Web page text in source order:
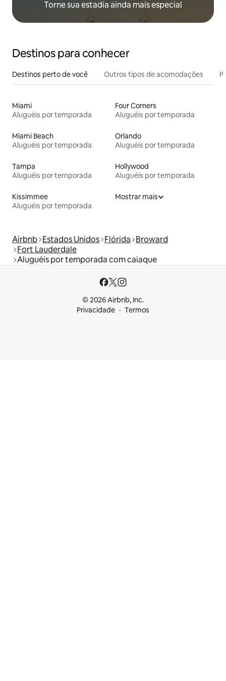
Torne sua estadia ainda mais especial
Destinos para conhecer
Destinos perto de você Outros tipos de acomodações
Miami
Aluguéis por temporada
Four Corners
Aluguéis por temporada
Miami Beach
Aluguéis por temporada
Orlando
Aluguéis por temporada
Tampa
Aluguéis por temporada
Hollywood
Aluguéis por temporada
Kissimmee
Aluguéis por temporada
Mostrar mais
Airbnb Estados Unidos Flórida Broward
Fort Lauderdale
Aluguéis por temporada com caiaque
© 2026 Airbnb, Inc.
Privacidade
Termos